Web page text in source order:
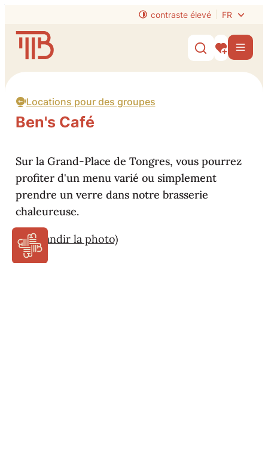
contraste élevé FR
Website
Afficher/
Mes Menu
Locations pour des groupes
Ben's Café
Sur la Grand-Place de Tongres, vous pourrez
profiter d'un menu varié ou simplement
prendre un verre dans notre brasserie
chaleureuse.